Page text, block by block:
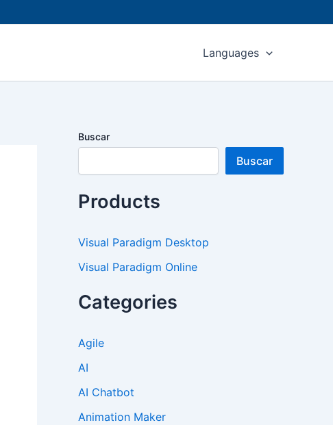
Languages
Buscar
Buscar
Products
Visual Paradigm Desktop
Visual Paradigm Online
Categories
Agile
AI
AI Chatbot
Animation Maker